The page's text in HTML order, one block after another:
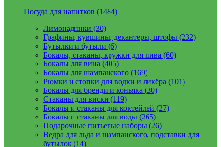
Посуда для напитков (1484)
Лимонадники (30)
Графины, кувшины, декантеры, штофы (232)
Бутылки и бутыли (6)
Бокалы, стаканы, кружки для пива (60)
Бокалы для вина (405)
Бокалы для шампанского (169)
Рюмки и стопки для водки и ликёра (101)
Бокалы для бренди и коньяка (30)
Стаканы для виски (119)
Бокалы и стаканы для коктейлей (27)
Бокалы и стаканы для воды (265)
Подарочные питьевые наборы (26)
Ведра для льда и шампанского, подставки для
бутылок (14)